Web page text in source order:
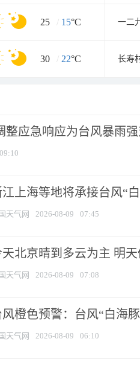
25 / 15°C
30 / 22°C 长寿
整应急响应为台风暴雨
09:10
江上海等地将承接台风“
天气网 2026-08-09 07:45
天北京晴到多云为主 明
天气网 2026-08-09 07:08
风橙色预警：台风“白海
天气网 2026-08-09 06:10